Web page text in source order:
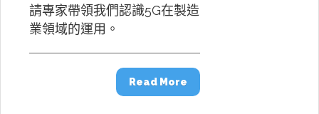
請專家帶領我們認識5G在製造
業領域的運用。
Read More